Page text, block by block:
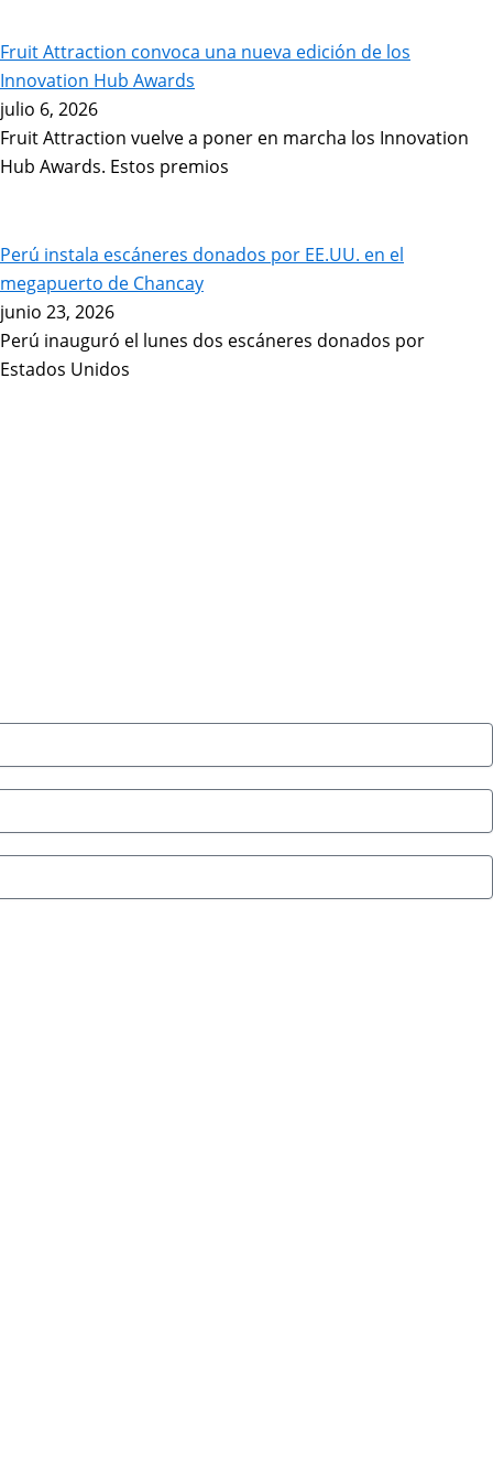
Fruit Attraction convoca una nueva edición de los
Innovation Hub Awards
julio 6, 2026
Fruit Attraction vuelve a poner en marcha los Innovation
Hub Awards. Estos premios
Perú instala escáneres donados por EE.UU. en el
megapuerto de Chancay
junio 23, 2026
Perú inauguró el lunes dos escáneres donados por
Estados Unidos